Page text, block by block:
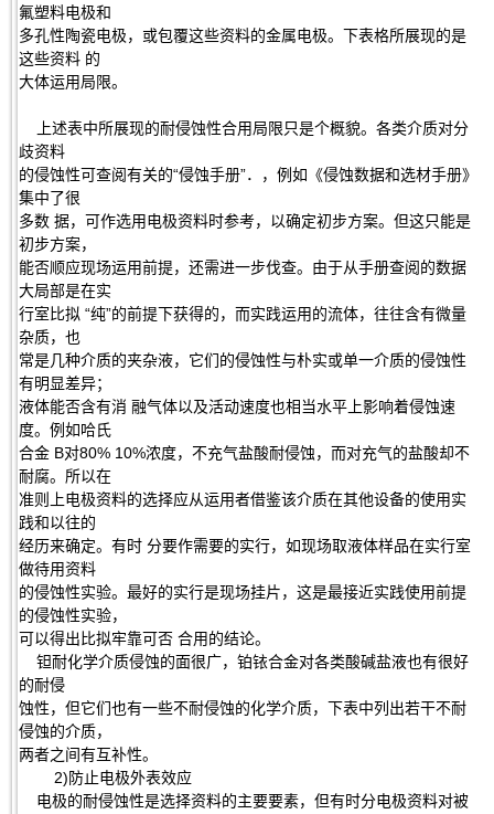
氟塑料电极和
多孔性陶瓷电极，或包覆这些资料的金属电极。下表格所展现的是
这些资料 的
大体运用局限。
上述表中所展现的耐侵蚀性合用局限只是个概貌。各类介质对分
歧资料
的侵蚀性可查阅有关的“侵蚀手册”．，例如《侵蚀数据和选材手册》
集中了很
多数 据，可作选用电极资料时参考，以确定初步方案。但这只能是
初步方案，
能否顺应现场运用前提，还需进一步伐查。由于从手册查阅的数据
大局部是在实
行室比拟 “纯”的前提下获得的，而实践运用的流体，往往含有微量
杂质，也
常是几种介质的夹杂液，它们的侵蚀性与朴实或单一介质的侵蚀性
有明显差异；
液体能否含有消 融气体以及活动速度也相当水平上影响着侵蚀速
度。例如哈氏
合金 B对80% 10%浓度，不充气盐酸耐侵蚀，而对充气的盐酸却不
耐腐。所以在
准则上电极资料的选择应从运用者借鉴该介质在其他设备的使用实
践和以往的
经历来确定。有时 分要作需要的实行，如现场取液体样品在实行室
做待用资料
的侵蚀性实验。最好的实行是现场挂片，这是最接近实践使用前提
的侵蚀性实验，
可以得出比拟牢靠可否 合用的结论。
钽耐化学介质侵蚀的面很广，铂铱合金对各类酸碱盐液也有很好
的耐侵
蚀性，但它们也有一些不耐侵蚀的化学介质，下表中列出若干不耐
侵蚀的介质，
两者之间有互补性。
2)防止电极外表效应
电极的耐侵蚀性是选择资料的主要要素，但有时分电极资料对被